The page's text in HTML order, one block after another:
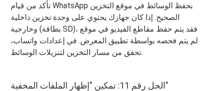
تأكد من قيام WhatsApp بحفظ الوسائط في موقع التخزين
الصحيح. إذا كان جهازك يحتوي على وحدة تخزين داخلية
وخارجية (بطاقة SD)، فقد يتم حفظ مقاطع الفيديو في موقع
لم يتم فحصه بواسطة تطبيق المعرض. في إعدادات واتساب،
تحقق من مسار التخزين لتنزيلات الوسائط.
الحل رقم 11: تمكين "إظهار الملفات المخفية"